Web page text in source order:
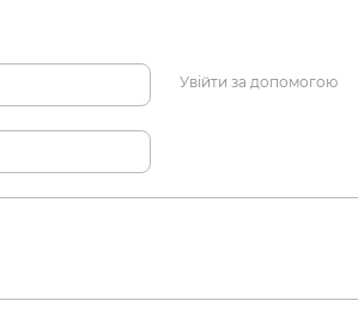
Увійти за допомогою